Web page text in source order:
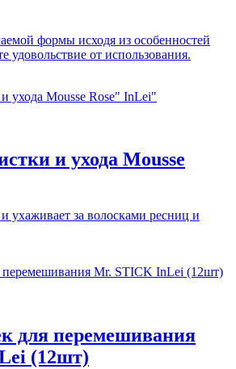
формы исходя из особенностей
удовольствие от использования.
и ухода Mousse
ухаживает за волосками ресниц и
для перемешивания
(12шт)